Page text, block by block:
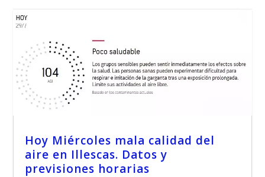
Hoy Miércoles mala calidad del
aire en Illescas. Datos y
previsiones horarias